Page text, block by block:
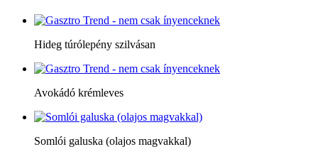
Hideg túrólepény szilvásan
Avokádó krémleves
Somlói galuska (olajos magvakkal)